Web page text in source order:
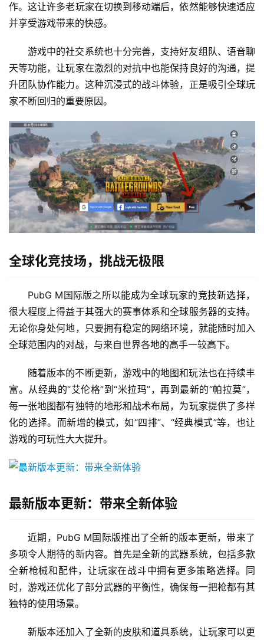
作。这让许多老玩家在切换到移动端后，依然能够快速适应
并享受游戏带来的快感。
游戏中的社交系统也十分完善，支持好友组队、语音聊
天等功能，让玩家在激烈的对抗中也能保持良好的沟通，提
升团队协作能力。这种沉浸式的战斗体验，正是吸引全球玩
家不断回归的重要原因。
全球化竞技场，挑战无极限
PubG M国际版之所以能成为全球玩家的竞技新选择，
很大程度上得益于其强大的赛事体系和全球服务器的支持。
无论你身处何地，只要拥有稳定的网络环境，就能随时加入
全球范围内的对战，与来自世界各地的高手一较高下。
随着版本的不断更新，游戏中的地图和玩法也在持续丰
富。从经典的“艾伦格”到“米拉玛”，再到最新的“帕拉莫”，
每一张地图都有独特的地形和战术布局，为玩家提供了多样
化的选择。而新增的模式，如“四排”、“经典模式”等，也让
游戏的可玩性大大提升。
最新版本更新：带来全新体验
近期，PubG M国际版推出了全新的版本更新，带来了
多项令人期待的新内容。首先是全新的武器系统，包括多款
全新枪械和配件，让玩家在战斗中拥有更多策略选择。同
时，游戏还优化了部分武器的平衡性，确保每一把枪都有其
独特的使用场景。
新版本还加入了全新的皮肤和道具系统，让玩家可以更